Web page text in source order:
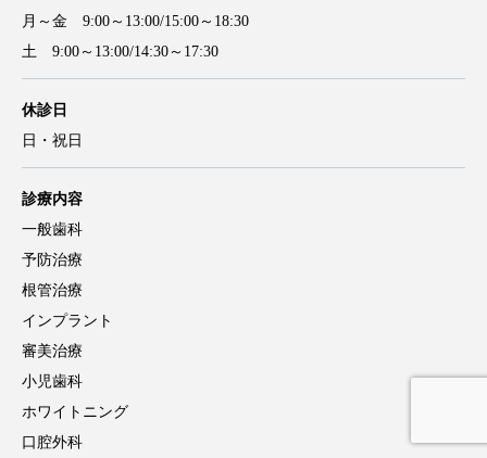
月～金 9:00～13:00/15:00～18:30
土 9:00～13:00/14:30～17:30
休診日
日・祝日
診療内容
一般歯科
予防治療
根管治療
インプラント
審美治療
小児歯科
ホワイトニング
口腔外科